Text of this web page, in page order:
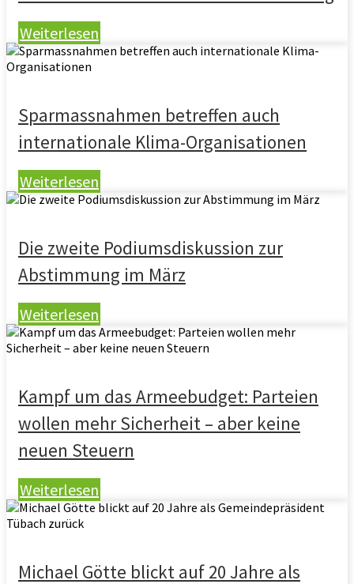
Weiterlesen
Sparmassnahmen betreffen auch
internationale Klima-Organisationen
Weiterlesen
Die zweite Podiumsdiskussion zur
Abstimmung im März
Weiterlesen
Kampf um das Armeebudget: Parteien
wollen mehr Sicherheit – aber keine
neuen Steuern
Weiterlesen
Michael Götte blickt auf 20 Jahre als